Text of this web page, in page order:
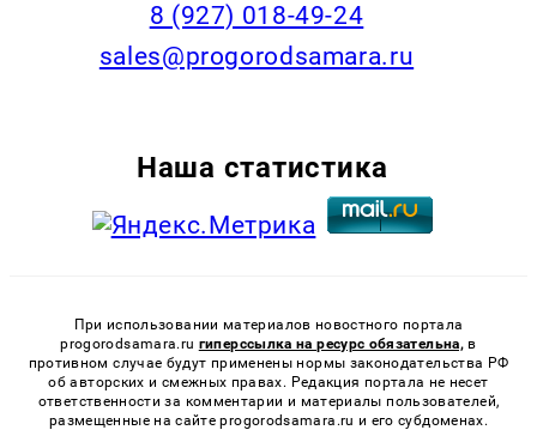
8 (927) 018-49-24
sales@progorodsamara.ru
Наша статистика
При использовании материалов новостного портала
progorodsamara.ru гиперссылка на ресурс обязательна, в
противном случае будут применены нормы законодательства РФ
об авторских и смежных правах. Редакция портала не несет
ответственности за комментарии и материалы пользователей,
размещенные на сайте progorodsamara.ru и его субдоменах.